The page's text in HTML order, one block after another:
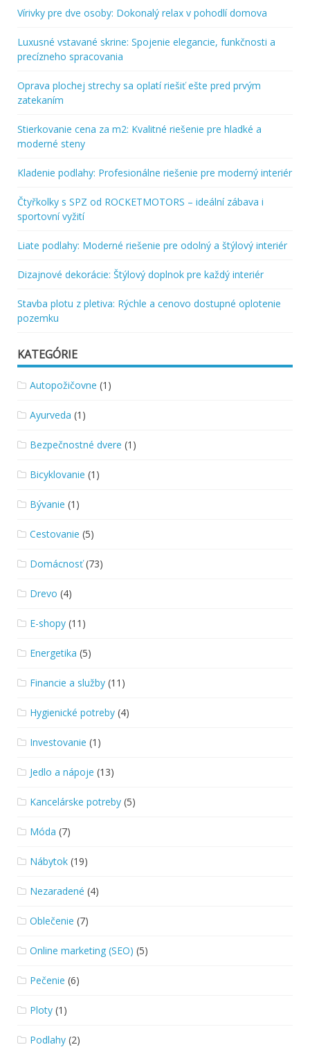
Vírivky pre dve osoby: Dokonalý relax v pohodlí domova
Luxusné vstavané skrine: Spojenie elegancie, funkčnosti a
precízneho spracovania
Oprava plochej strechy sa oplatí riešiť ešte pred prvým
zatekaním
Stierkovanie cena za m2: Kvalitné riešenie pre hladké a
moderné steny
Kladenie podlahy: Profesionálne riešenie pre moderný interiér
Čtyřkolky s SPZ od ROCKETMOTORS – ideální zábava i
sportovní vyžití
Liate podlahy: Moderné riešenie pre odolný a štýlový interiér
Dizajnové dekorácie: Štýlový doplnok pre každý interiér
Stavba plotu z pletiva: Rýchle a cenovo dostupné oplotenie
pozemku
KATEGÓRIE
Autopožičovne (1)
Ayurveda (1)
Bezpečnostné dvere (1)
Bicyklovanie (1)
Bývanie (1)
Cestovanie (5)
Domácnosť(73)
Drevo (4)
E-shopy (11)
Energetika (5)
Financie a služby (11)
Hygienické potreby (4)
Investovanie (1)
Jedlo a nápoje (13)
Kancelárske potreby (5)
Móda (7)
Nábytok (19)
Nezaradené (4)
Oblečenie (7)
Online marketing (SEO) (5)
Pečenie (6)
Ploty (1)
Podlahy (2)